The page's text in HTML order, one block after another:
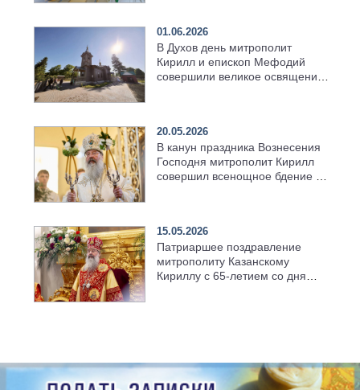
01.06.2026
В Духов день митрополит
Кирилл и епископ Мефодий
совершили великое освящение
20.05.2026
В канун праздника Вознесения
Господня митрополит Кирилл
совершил всенощное бдение в
15.05.2026
Патриаршее поздравление
митрополиту Казанскому
Кириллу с 65-летием со дня